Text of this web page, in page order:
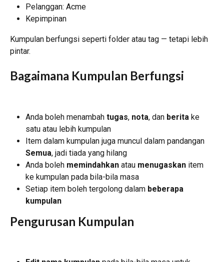
Pelanggan: Acme
Kepimpinan
Kumpulan berfungsi seperti folder atau tag — tetapi lebih
pintar.
Bagaimana Kumpulan Berfungsi
Anda boleh menambah tugas, nota, dan berita ke
satu atau lebih kumpulan
Item dalam kumpulan juga muncul dalam pandangan
Semua, jadi tiada yang hilang
Anda boleh memindahkan atau menugaskan item
ke kumpulan pada bila-bila masa
Setiap item boleh tergolong dalam beberapa
kumpulan
Pengurusan Kumpulan